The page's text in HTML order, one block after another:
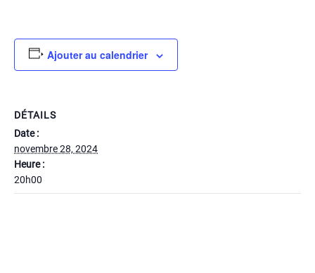
Ajouter au calendrier
DÉTAILS
Date :
novembre 28, 2024
Heure :
20h00